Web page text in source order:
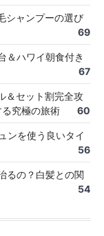
シャンプーの選び
69
＆ハワイ朝食付き
67
＆セット割完全攻
究極の旅術
60
ンを使う良いタイ
56
るの？白髪との関
54